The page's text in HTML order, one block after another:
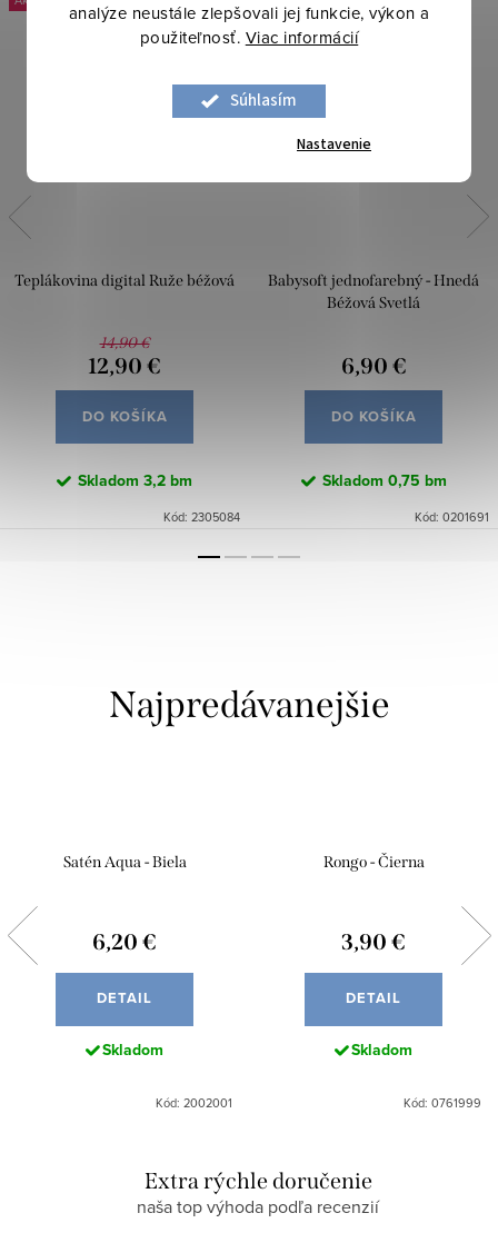
analýze neustále zlepšovali jej funkcie, výkon a
použiteľnosť. Viac informácií
Súhlasím
Nastavenie
Teplákovina digital Ruže béžová
14,90 €
12,90 €
DO KOŠÍKA
Skladom 3,2 bm
Kód: 2305084
Babysoft jednofarebný - Hnedá
Béžová Svetlá
6,90 €
DO KOŠÍKA
Skladom 0,75 bm
Kód: 0201691
Najpredávanejšie
Satén Aqua - Biela
6,20 €
DETAIL
Skladom
Kód: 2002001
Rongo - Čierna
3,90 €
DETAIL
Skladom
Kód: 0761999
Extra rýchle doručenie
naša top výhoda podľa recenzií